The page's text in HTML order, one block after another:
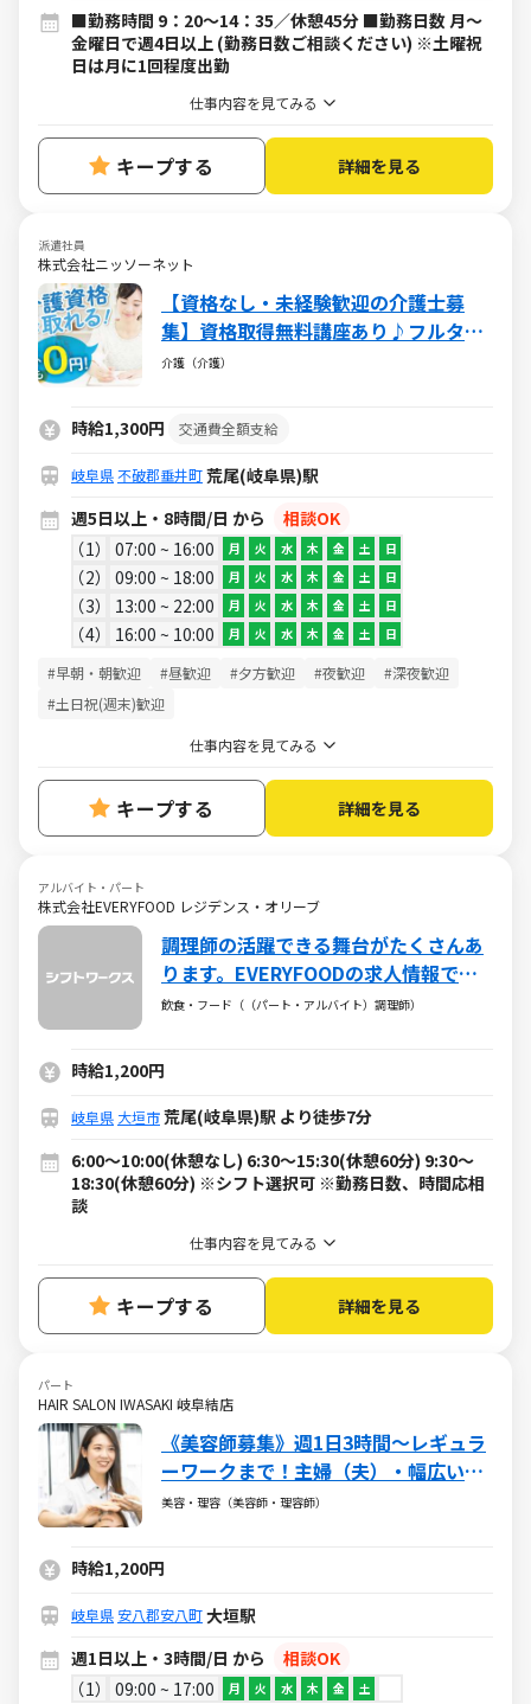
■勤務時間 9：20～14：35／休憩45分 ■勤務日数 月～
金曜日で週4日以上 (勤務日数ご相談ください) ※土曜祝
日は月に1回程度出勤
仕事内容を見てみる
キープする 詳細を見る
派遣社員
株式会社ニッソーネット
【資格なし・未経験歓迎の介護士募
集】資格取得無料講座あり♪フルタイ
ムで稼げる♪
介護（介護）
時給1,300円 交通費全額支給
岐阜県不破郡垂井町荒尾(岐阜県)駅
週5日以上・8時間/日 から
相談OK
1
07:00 ~ 16:00 月 火 水 木 金 土 日
2 09:00 ~ 18:00 月 火 水 木 金 土 日
3 13:00 ~ 22:00 月 火 水 木 金 土 日
4 16:00 ~ 10:00 月 火 水 木 金 土 日
#早朝・朝歓迎 #昼歓迎 #夕方歓迎 #夜歓迎
#深夜歓迎
#土日祝(週末)歓迎
仕事内容を見てみる
キープする 詳細を見る
アルバイト・パート
株式会社EVERYFOOD レジデンス・オリーブ
調理師の活躍できる舞台がたくさんあ
ります。EVERYFOODの求人情報で
す。
飲食・フード（（パート・アルバイト）調理師）
時給1,200円
岐阜県 大垣市荒尾(岐阜県)駅 より徒歩7分
6:00～10:00(休憩なし) 6:30～15:30(休憩60分) 9:30～
18:30(休憩60分) ※シフト選択可 ※勤務日数、時間応相
談
仕事内容を見てみる
キープする 詳細を見る
パート
HAIR SALON IWASAKI 岐阜結店
《美容師募集》週1日3時間～レギュラ
ーワークまで！主婦（夫）・幅広い年
代が活躍しています
美容・理容（美容師・理容師）
時給1,200円
岐阜県 安八郡安八町大垣駅
週1日以上・3時間/日 から
相談OK
1
09:00 ~ 17:00 月 火 水 木 金 土